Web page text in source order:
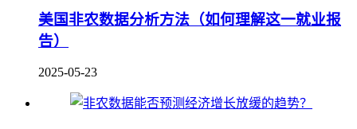
美国非农数据分析方法（如何理解这一就业报
告）
2025-05-23